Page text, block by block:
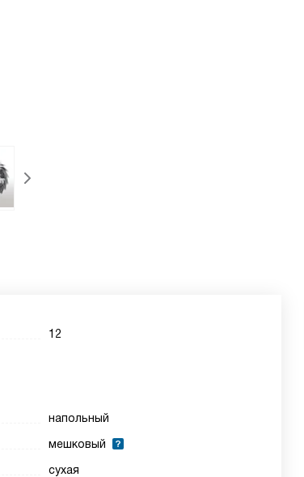
12
напольный
мешковый
сухая